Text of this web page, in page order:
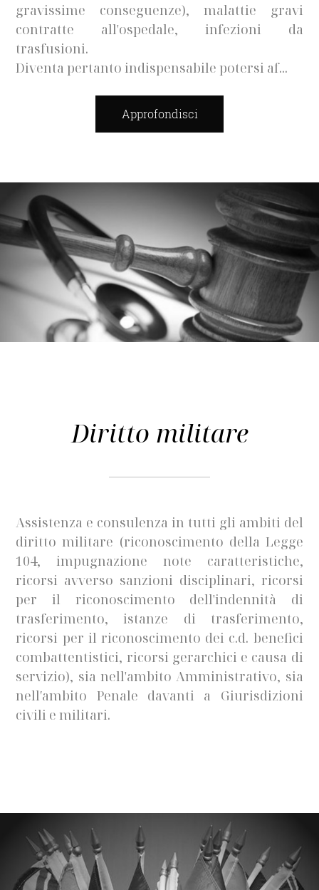
gravissime conseguenze), malattie gravi
contratte all'ospedale, infezioni da
trasfusioni.
Diventa pertanto indispensabile potersi af...
Approfondisci
Diritto militare
Assistenza e consulenza in tutti gli ambiti del
diritto militare (riconoscimento della Legge
104, impugnazione note caratteristiche,
ricorsi avverso sanzioni disciplinari, ricorsi
per il riconoscimento dell'indennità di
trasferimento, istanze di trasferimento,
ricorsi per il riconoscimento dei c.d. benefici
combattentistici, ricorsi gerarchici e causa di
servizio), sia nell'ambito Amministrativo, sia
nell′ambito Penale davanti a Giurisdizioni
civili e militari.